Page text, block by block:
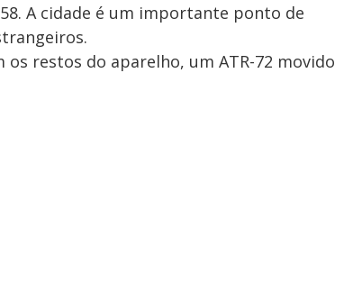
A cidade é um importante ponto de
restos do aparelho, um ATR-72 movido